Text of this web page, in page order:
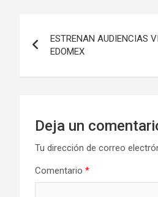
de
entradas
ESTRENAN AUDIENCIAS
EDOMEX
Deja un
Tu dirección de correo
Comentario *